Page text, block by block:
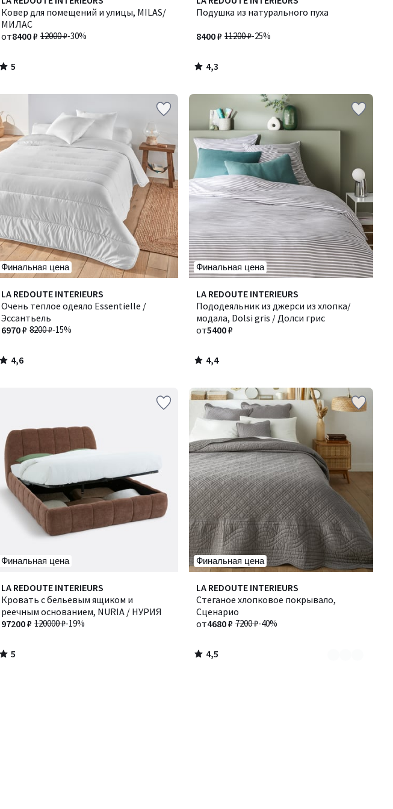
Ковер для помещений и улицы, MILAS/
МИЛАС
12000 ₽-30%
от8400 ₽
/
5
5
/
Подушка из натурального пуха
11200 ₽-25%
8400 ₽
/ 5
4,3
/
Финальная цена
LA REDOUTE INTERIEURS
Очень теплое одеяло Essentielle /
Эссантьель
8200 ₽-15%
6970 ₽
4,6
/ 5
4,6
/
Финальная цена
LA REDOUTE INTERIEURS
Пододеяльник из джерси из хлопка/
модала, Dolsi gris / Долси грис
от5400 ₽
4,4
/ 5
4,4
/
Финальная цена
LA REDOUTE INTERIEURS
Кровать с бельевым ящиком и
реечным основанием, NURIA / НУРИЯ
120000 ₽-19%
97200 ₽
5
/
5
5
/
Финальная цена
LA REDOUTE INTERIEURS
Стеганое хлопковое покрывало,
Сценарио
7200 ₽-40%
от4680 ₽
4,5
/ 5
Количество
цветов:
4
4,5
/